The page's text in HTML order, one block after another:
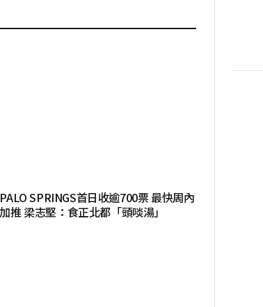
PALO SPRINGS首日收逾700票 最快周內
加推 梁志堅：食正北都「頭啖湯」